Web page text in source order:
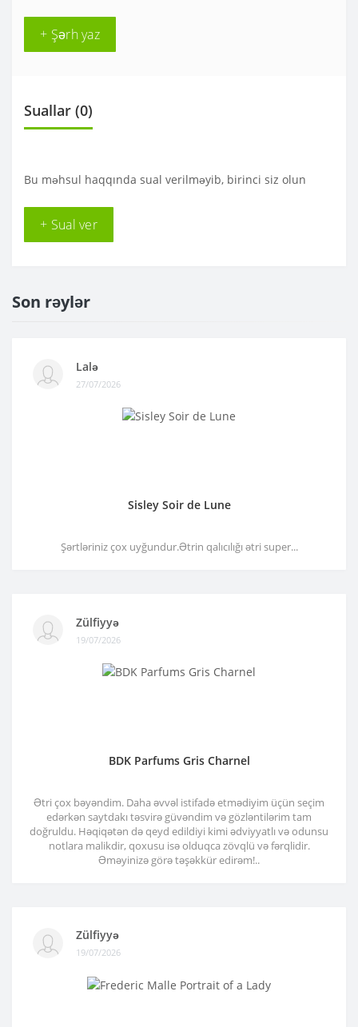
+ Şərh yaz
Suallar (0)
Bu məhsul haqqında sual verilməyib, birinci siz olun
+ Sual ver
Son rəylər
Lalə
27/07/2026
Sisley Soir de Lune
Şərtləriniz çox uyğundur.Ətrin qalıcılığı ətri super...
Zülfiyyə
19/07/2026
BDK Parfums Gris Charnel
Ətri çox bəyəndim. Daha əvvəl istifadə etmədiyim üçün seçim
edərkən saytdakı təsvirə güvəndim və gözləntilərim tam
doğruldu. Həqiqətən də qeyd edildiyi kimi ədviyyatlı və odunsu
notlara malikdir, qoxusu isə olduqca zövqlü və fərqlidir.
Əməyinizə görə təşəkkür edirəm!..
Zülfiyyə
19/07/2026